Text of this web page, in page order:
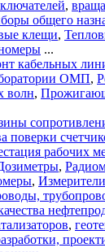
,
общего
клещи,
...
кабельных
ОМП,
волн,
поверки
рабочих
,
,
,